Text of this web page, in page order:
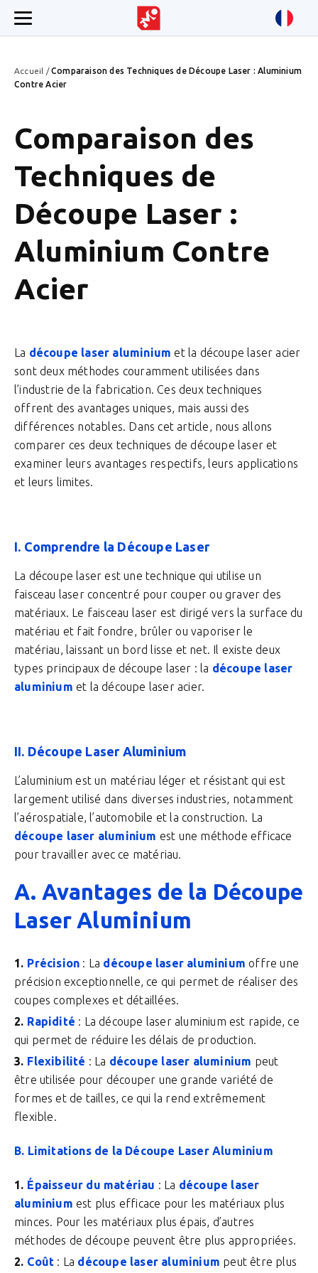
Accueil /Comparaison des Techniques de Découpe Laser : Aluminium
Contre Acier
Comparaison des
Techniques de
Découpe Laser :
Aluminium Contre
Acier
La découpe laser aluminium et la découpe laser acier
sont deux méthodes couramment utilisées dans
l’industrie de la fabrication. Ces deux techniques
offrent des avantages uniques, mais aussi des
différences notables. Dans cet article, nous allons
comparer ces deux techniques de découpe laser et
examiner leurs avantages respectifs, leurs applications
et leurs limites.
I. Comprendre la Découpe Laser
La découpe laser est une technique qui utilise un
faisceau laser concentré pour couper ou graver des
matériaux. Le faisceau laser est dirigé vers la surface du
matériau et fait fondre, brûler ou vaporiser le
matériau, laissant un bord lisse et net. Il existe deux
types principaux de découpe laser : la découpe laser
aluminium et la découpe laser acier.
II. Découpe Laser Aluminium
L’aluminium est un matériau léger et résistant qui est
largement utilisé dans diverses industries, notamment
l’aérospatiale, l’automobile et la construction. La
découpe laser aluminium est une méthode efficace
pour travailler avec ce matériau.
A. Avantages de la Découpe
Laser Aluminium
Précision : La découpe laser aluminium offre une
précision exceptionnelle, ce qui permet de réaliser des
coupes complexes et détaillées.
Rapidité : La découpe laser aluminium est rapide, ce
qui permet de réduire les délais de production.
Flexibilité : La découpe laser aluminium peut
être utilisée pour découper une grande variété de
formes et de tailles, ce qui la rend extrêmement
flexible.
B. Limitations de la Découpe Laser Aluminium
Épaisseur du matériau : La découpe laser
aluminium est plus efficace pour les matériaux plus
minces. Pour les matériaux plus épais, d’autres
méthodes de découpe peuvent être plus appropriées.
Coût : La découpe laser aluminium peut être plus